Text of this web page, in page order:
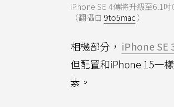
iPhone SE 4傳將升級至6.1
（翻攝自 9to5mac）
相機部分， iPhone SE
但配置和iPhone 15一
素。